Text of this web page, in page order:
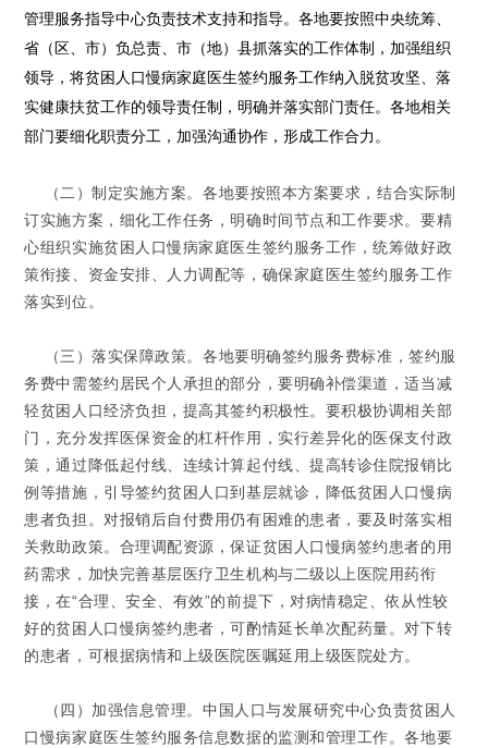
管理服务指导中心负责技术支持和指导。各地要按照中央统筹、
省（区、市）负总责、市（地）县抓落实的工作体制，加强组织
领导，将贫困人口慢病家庭医生签约服务工作纳入脱贫攻坚、落
实健康扶贫工作的领导责任制，明确并落实部门责任。各地相关
部门要细化职责分工，加强沟通协作，形成工作合力。
（二）制定实施方案。各地要按照本方案要求，结合实际制
订实施方案，细化工作任务，明确时间节点和工作要求。要精
心组织实施贫困人口慢病家庭医生签约服务工作，统筹做好政
策衔接、资金安排、人力调配等，确保家庭医生签约服务工作
落实到位。
（三）落实保障政策。各地要明确签约服务费标准，签约服
务费中需签约居民个人承担的部分，要明确补偿渠道，适当减
轻贫困人口经济负担，提高其签约积极性。要积极协调相关部
门，充分发挥医保资金的杠杆作用，实行差异化的医保支付政
策，通过降低起付线、连续计算起付线、提高转诊住院报销比
例等措施，引导签约贫困人口到基层就诊，降低贫困人口慢病
患者负担。对报销后自付费用仍有困难的患者，要及时落实相
关救助政策。合理调配资源，保证贫困人口慢病签约患者的用
药需求，加快完善基层医疗卫生机构与二级以上医院用药衔
接，在“合理、安全、有效”的前提下，对病情稳定、依从性较
好的贫困人口慢病签约患者，可酌情延长单次配药量。对下转
的患者，可根据病情和上级医院医嘱延用上级医院处方。
（四）加强信息管理。中国人口与发展研究中心负责贫困人
口慢病家庭医生签约服务信息数据的监测和管理工作。各地要